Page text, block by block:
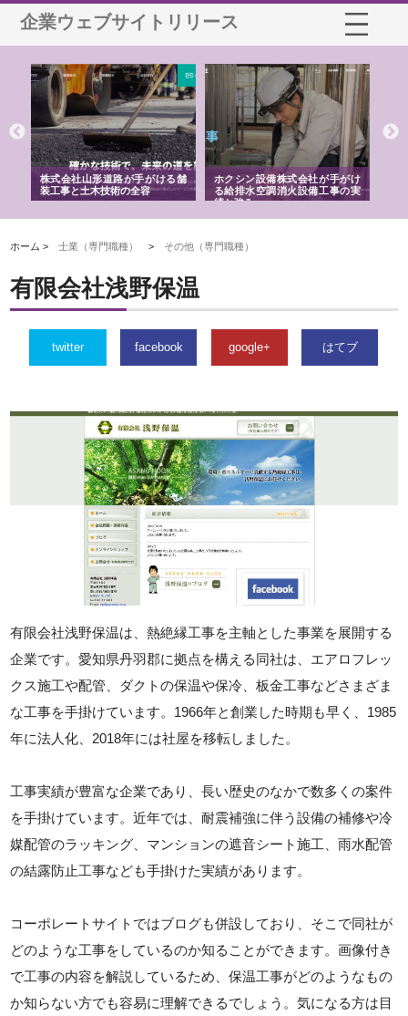
企業ウェブサイトリリース
ホクシン設備株式会社が手がけ
る給排水空調消火設備工事の実
績と強み
株式会社東京シー・エム・シー
のGISインフラ管理システム導
入メリット
ホーム >士業（専門職種） > その他（専門職種）
有限会社浅野保温
twitter facebook google+ はてブ
有限会社浅野保温は、熱絶縁工事を主軸とした事業を展開する
企業です。愛知県丹羽郡に拠点を構える同社は、エアロフレッ
クス施工や配管、ダクトの保温や保冷、板金工事などさまざま
な工事を手掛けています。1966年と創業した時期も早く、1985
年に法人化、2018年には社屋を移転しました。
工事実績が豊富な企業であり、長い歴史のなかで数多くの案件
を手掛けています。近年では、耐震補強に伴う設備の補修や冷
媒配管のラッキング、マンションの遮音シート施工、雨水配管
の結露防止工事なども手掛けた実績があります。
コーポレートサイトではブログも併設しており、そこで同社が
どのような工事をしているのか知ることができます。画像付き
で工事の内容を解説しているため、保温工事がどのようなもの
か知らない方でも容易に理解できるでしょう。気になる方は目